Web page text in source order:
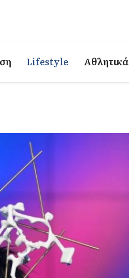
Lifestyle Αθλητικά